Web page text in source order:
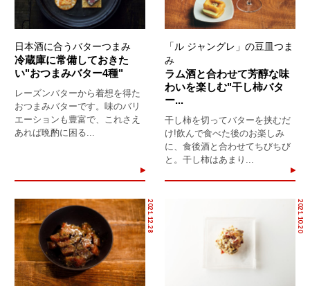
日本酒に合うバターつまみ
冷蔵庫に常備しておきた
い"おつまみバター4種"
レーズンバターから着想を得た
おつまみバターです。味のバリ
エーションも豊富で、これさえ
あれば晩酌に困る...
「ル ジャングレ」の豆皿つま
み
ラム酒と合わせて芳醇な味
わいを楽しむ"干し柿バタ
ー...
干し柿を切ってバターを挟むだ
け!飲んで食べた後のお楽しみ
に、食後酒と合わせてちびちび
と。干し柿はあまり...
2021.12.28 2021.10.20